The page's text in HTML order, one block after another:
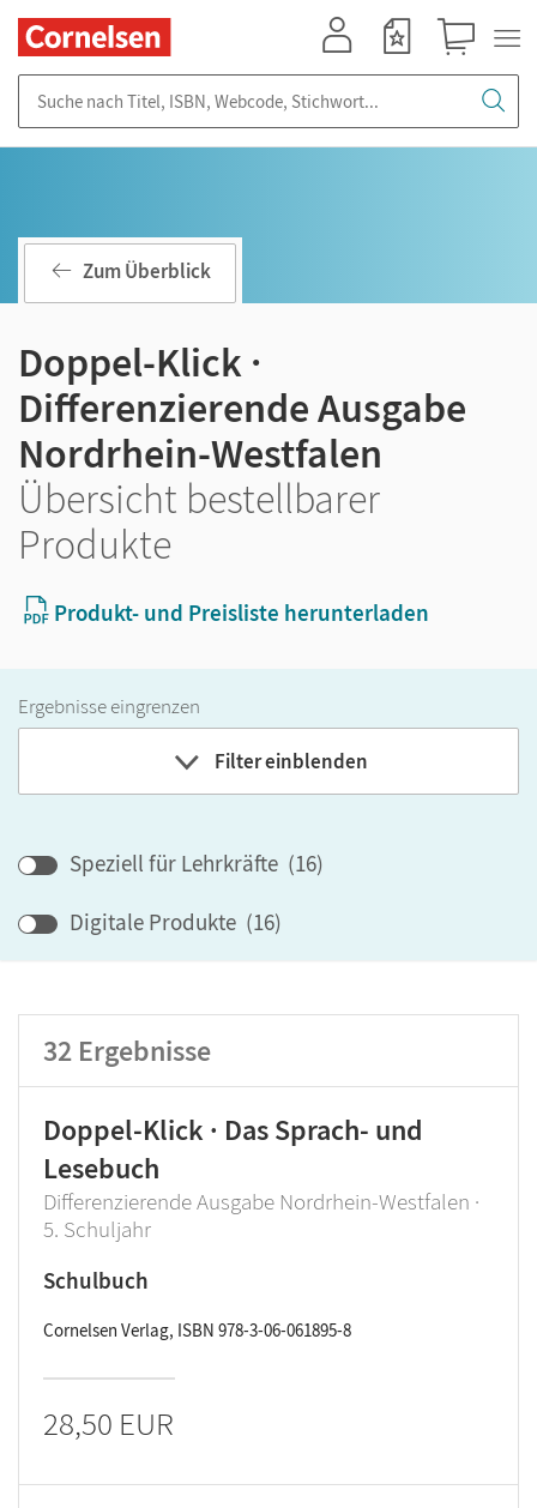
Zum Überblick
Doppel-Klick ·
Differenzierende Ausgabe
Nordrhein-Westfalen
Übersicht bestellbarer
Produkte
Produkt- und Preisliste herunterladen
Ergebnisse eingrenzen
Filter einblenden
Klassenstufe
Speziell für Lehrkräfte (16)
Digitale Produkte (16)
32 Ergebnisse
Doppel-Klick · Das Sprach- und
Lesebuch
Differenzierende Ausgabe Nordrhein-Westfalen ·
5. Schuljahr
Schulbuch
Cornelsen Verlag, ISBN 978-3-06-061895-8
28,50 EUR